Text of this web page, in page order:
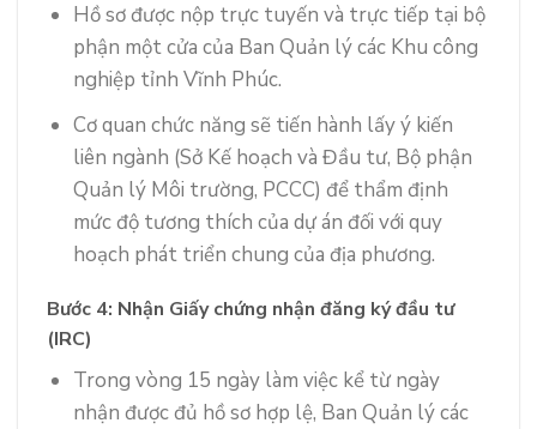
Hồ sơ được nộp trực tuyến và trực tiếp tại bộ
phận một cửa của Ban Quản lý các Khu công
nghiệp tỉnh Vĩnh Phúc.
Cơ quan chức năng sẽ tiến hành lấy ý kiến
liên ngành (Sở Kế hoạch và Đầu tư, Bộ phận
Quản lý Môi trường, PCCC) để thẩm định
mức độ tương thích của dự án đối với quy
hoạch phát triển chung của địa phương.
Bước 4: Nhận Giấy chứng nhận đăng ký đầu tư
(IRC)
Trong vòng 15 ngày làm việc kể từ ngày
nhận được đủ hồ sơ hợp lệ, Ban Quản lý các